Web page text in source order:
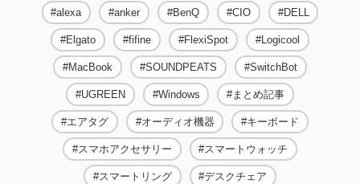
alexa anker BenQ CIO DELL
Elgato fifine FlexiSpot Logicool
MacBook SOUNDPEATS SwitchBot
UGREEN Windows まとめ記事
エアタグ オーディオ機器 キーボード
スマホアクセサリー スマートウォッチ
スマートリング デスクチェア